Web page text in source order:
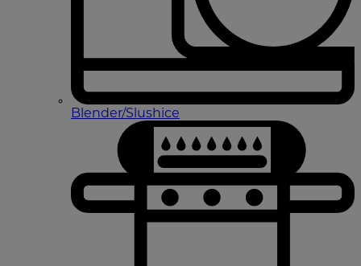
Blender/Slushice